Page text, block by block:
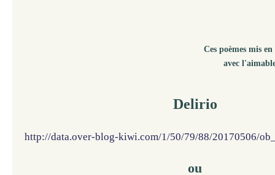
Ces poèmes mis
avec
Delirio
http://data.over-blog-kiwi.com/1/50/79/88/20170506/
ou